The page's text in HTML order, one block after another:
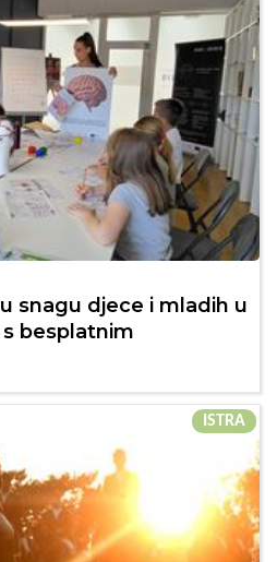
snagu djece i mladih u
besplatnim
ISTRA